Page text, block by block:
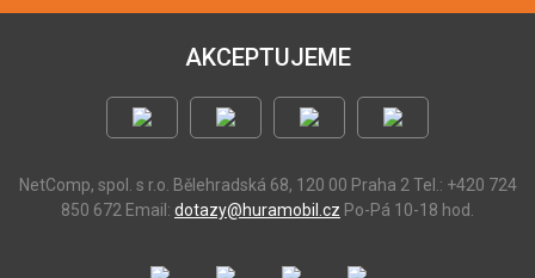
AKCEPTUJEME
NetComp, spol. s r.o. Bělehradská 68, 120 00 Praha 2 Tel.: +420 724
850 672 Email: dotazy@huramobil.cz Po-Pá 10-18 hod.